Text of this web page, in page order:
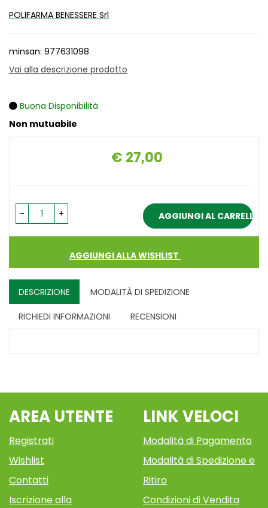
POLIFARMA BENESSERE Srl
minsan: 977631098
Vai alla descrizione prodotto
Buona Disponibilità
Non mutuabile
Prezzo
€ 27,00
- + AGGIUNGI AL CARRELLO
AGGIUNGI ALLA WISHLIST
DESCRIZIONE MODALITÀ DI SPEDIZIONE
RICHIEDI INFORMAZIONI RECENSIONI
AREA UTENTE
Registrati
Wishlist
Contatti
Iscrizione alla
LINK VELOCI
Modalità di Pagamento
Modalità di Spedizione e
Ritiro
Condizioni di Vendita